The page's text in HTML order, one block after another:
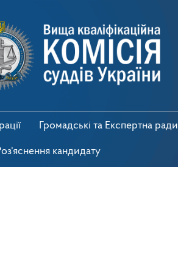
Громадські та Експертна ради
кандидату